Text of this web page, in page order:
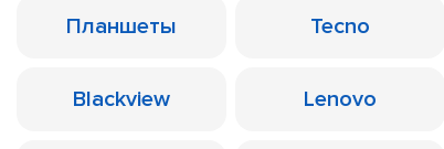
Планшеты Tecno
Blackview Lenovo